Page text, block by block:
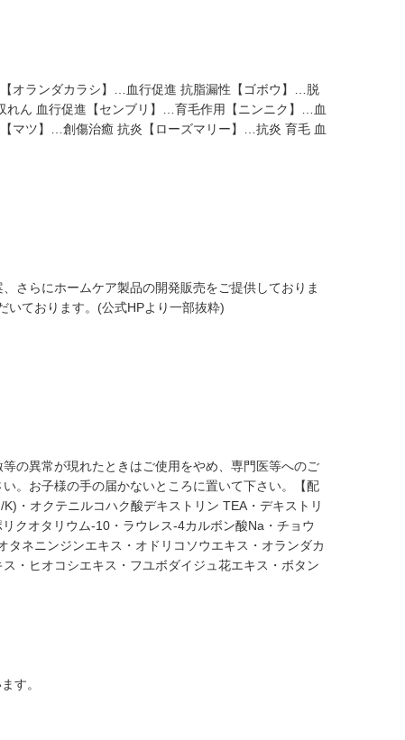
オランダカラシ】…血行促進 抗脂漏性【ゴボウ】…脱
ん 血行促進【センブリ】…育毛作用【ニンニク】…血
マツ】…創傷治癒 抗炎【ローズマリー】…抗炎 育毛 血
さらにホームケア製品の開発販売をご提供しておりま
いております。(公式HPより一部抜粋)
の異常が現れたときはご使用をやめ、専門医等へのご
。お子様の手の届かないところに置いて下さい。【配
・オクテニルコハク酸デキストリン TEA・デキストリ
クオタリウム-10・ラウレス-4カルボン酸Na・チョウ
ネニンジンエキス・オドリコソウエキス・オランダカ
・ヒオコシエキス・フユボダイジュ花エキス・ボタン
す。